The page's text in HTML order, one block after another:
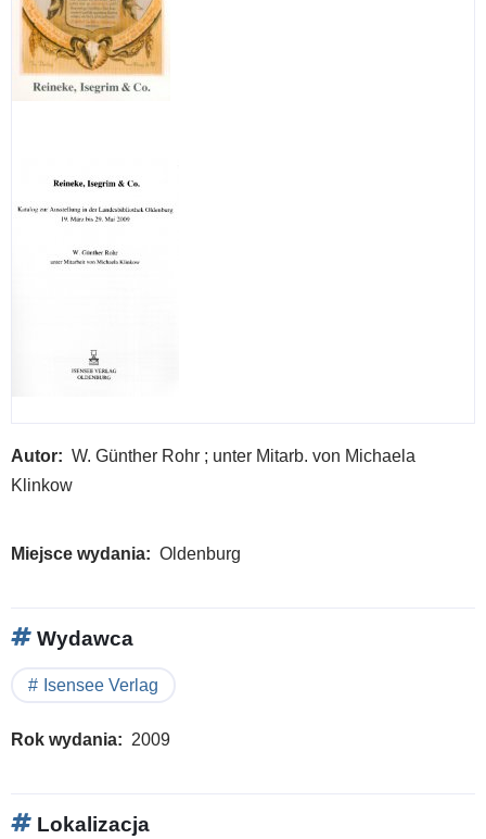
Autor
W. Günther Rohr ; unter Mitarb. von Michaela
Klinkow
Miejsce wydania Oldenburg
Wydawca
Isensee Verlag
Rok wydania 2009
Lokalizacja